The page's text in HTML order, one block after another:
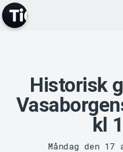
Historisk
kl
Måndag den 17